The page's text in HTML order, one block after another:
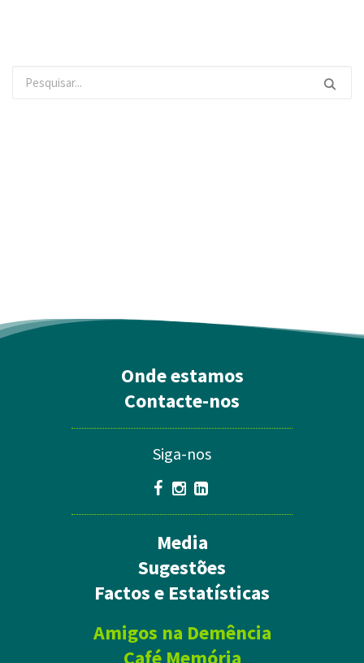
Onde estamos
Contacte-nos
Siga-nos
Media
Sugestões
Factos e Estatísticas
Amigos na Demência
Café Memória